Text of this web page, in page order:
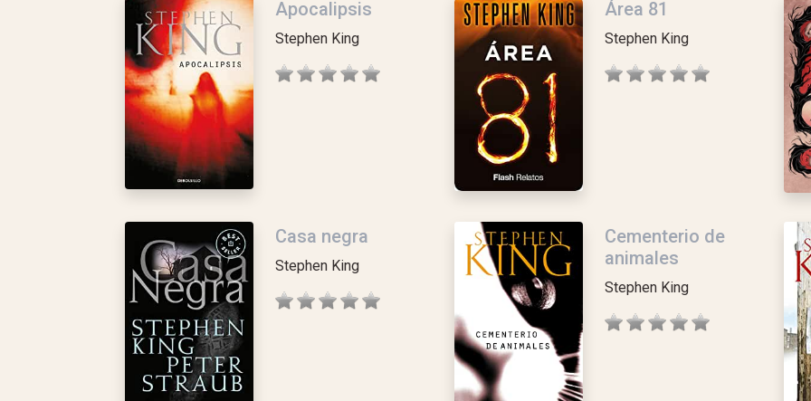
Apocalipsis
Stephen King
Área 81
Stephen King
Casa negra
Stephen King
Cementerio de
animales
Stephen King